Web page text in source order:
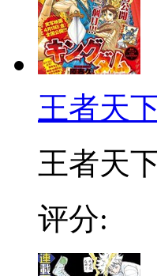
王者天
王者天
评分: